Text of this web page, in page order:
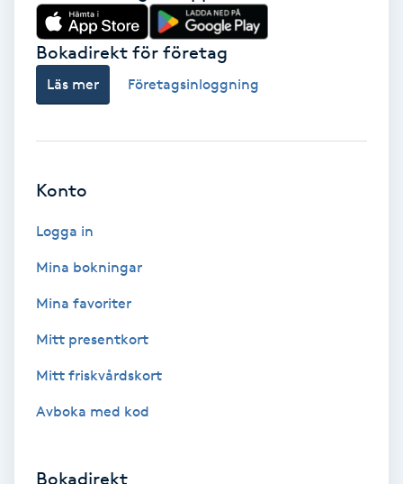
Brynfärgning
Brynplockning
Celluliter
Coachning
Cryoterapi
Damklippning
Bokadirekt för företag
Läs mer Företagsinloggning
Konto
Logga in
Mina bokningar
Mina favoriter
Mitt presentkort
Mitt friskvårdskort
Avboka med kod
Bokadirekt